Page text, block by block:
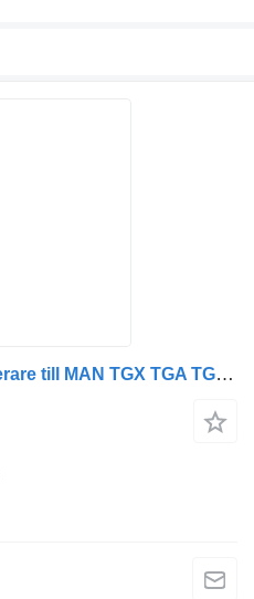
MAN 81.35010-6288 reducerare till MAN TGX TGA TGS dragbil